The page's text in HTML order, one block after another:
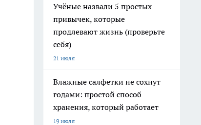
Учёные назвали 5 простых
привычек, которые
продлевают жизнь (проверьте
себя)
21 июля
Влажные салфетки не сохнут
годами: простой способ
хранения, который работает
19 июля